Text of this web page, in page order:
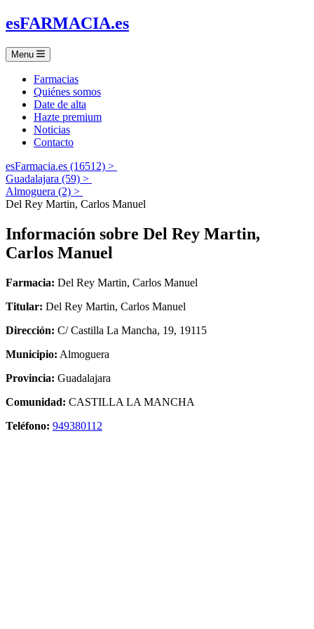
esFARMACIA.es
Menu
Farmacias
Quiénes somos
Date de alta
Hazte premium
Noticias
Contacto
esFarmacia.es (16512) >
Guadalajara (59) >
Almoguera (2) >
Del Rey Martin, Carlos Manuel
Información sobre Del Rey Martin,
Carlos Manuel
Farmacia: Del Rey Martin, Carlos Manuel
Titular: Del Rey Martin, Carlos Manuel
Dirección: C/ Castilla La Mancha, 19, 19115
Municipio: Almoguera
Provincia: Guadalajara
Comunidad: CASTILLA LA MANCHA
Teléfono: 949380112